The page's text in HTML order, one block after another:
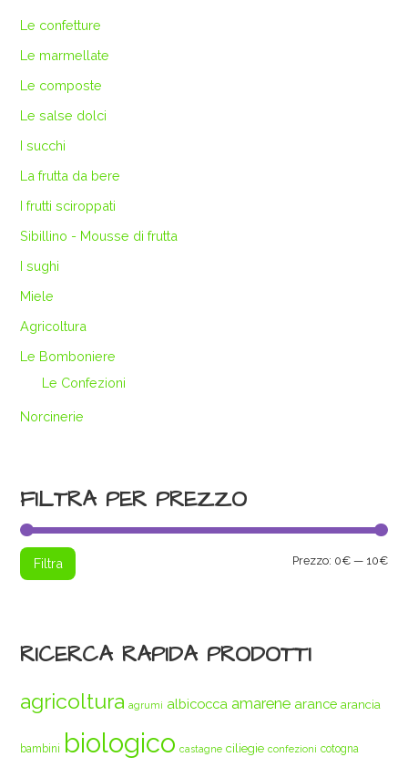
Le confetture
Le marmellate
Le composte
Le salse dolci
I succhi
La frutta da bere
I frutti sciroppati
Sibillino - Mousse di frutta
I sughi
Miele
Agricoltura
Le Bomboniere
Le Confezioni
Norcinerie
FILTRA PER PREZZO
Filtra Prezzo: 0€— 10€
RICERCA RAPIDA PRODOTTI
agricoltura agrumi albicocca amarene arance arancia
bambini biologico castagne ciliegie confezioni cotogna